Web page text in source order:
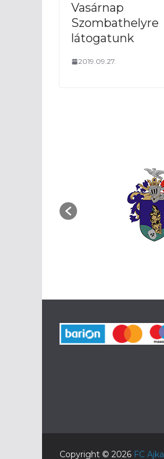
Vasárnap
Szombathelyre
látogatunk
2019.09.27.
Copyright © 2026 FC Ajka